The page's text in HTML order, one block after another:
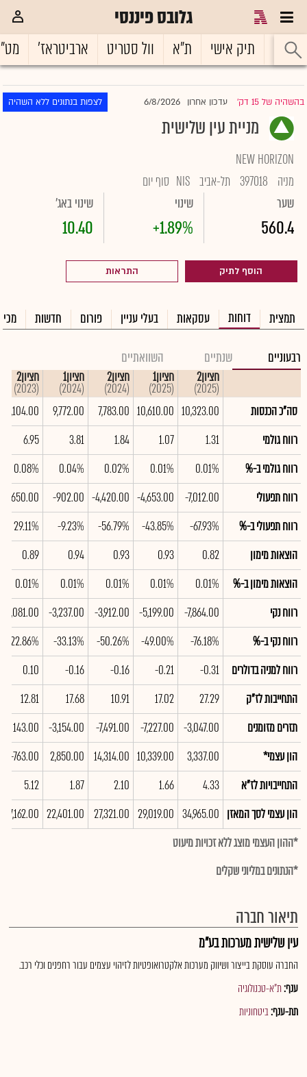
גלובס פיננסי
ראשי תיק אישי ת"א וול סטריט ארביטראז'
בהשהיה של 15 דק' |עדכון אחרון 6/8/2026 לצפות בנתונים ללא השהיה
מניית עין שלישית
NEW HORIZON
מניה
397018 תל-אביב NIS סוף יום
שער
560.4
שינוי
+1.89%
שינוי באג'
10.40
הוסף לתיק התראות
תמצית דוחות עסקאות בעלי עניין פורום חדשות
רבעוניים שנתיים השוואתיים
חציון2
(2025)
חציון1
(2025)
חציון2
(2024)
חציון1
(2024)
חציון2
(2023)
סה"כ הכנסות
10,323.00
10,610.00
7,783.00
9,772.00
9,104.00
רווח גולמי
1.31
1.07
1.84
3.81
6.95
רווח גולמי ב-%
0.01%
0.01%
0.02%
0.04%
0.08%
רווח תפעולי
-7,012.00
-4,653.00
-4,420.00
-902.00
2,650.00
רווח תפעולי ב-%
-67.93%
-43.85%
-56.79%
-9.23%
29.11%
הוצאות מימון
0.82
0.93
0.93
0.94
0.89
הוצאות מימון ב-%
0.01%
0.01%
0.01%
0.01%
0.01%
רווח נקי
-7,864.00
-5,199.00
-3,912.00
-3,237.00
2,081.00
רווח נקי ב-%
-76.18%
-49.00%
-50.26%
-33.13%
22.86%
רווח למניה בדולרים
-0.31
-0.21
-0.16
-0.16
0.10
התחייבות לז"ק
27.29
17.02
10.91
17.68
12.81
תזרים מזומנים
-3,047.00
-7,227.00
-7,491.00
-3,154.00
143.00
הון עצמי*
3,337.00
10,339.00
14,314.00
2,850.00
-763.00
התחייבויות לז"א
4.33
1.66
2.10
1.87
5.12
הון עצמי לסך המאזן 34,965.00
29,019.00
27,321.00
22,401.00
17,162.00
*ההון העצמי מוצג ללא זכויות מיעוט
*הנתונים במליוני שקלים
תיאור חברה
עין שלישית מערכות בע"מ
החברה עוסקת בייצור ושיווק מערכות אלקטרואופטיות לזיהוי עצמים עבור רחפנים וכלי רכב.
ענף:ת"א-טכנולוגיה
תת-ענף:ביטחוניות